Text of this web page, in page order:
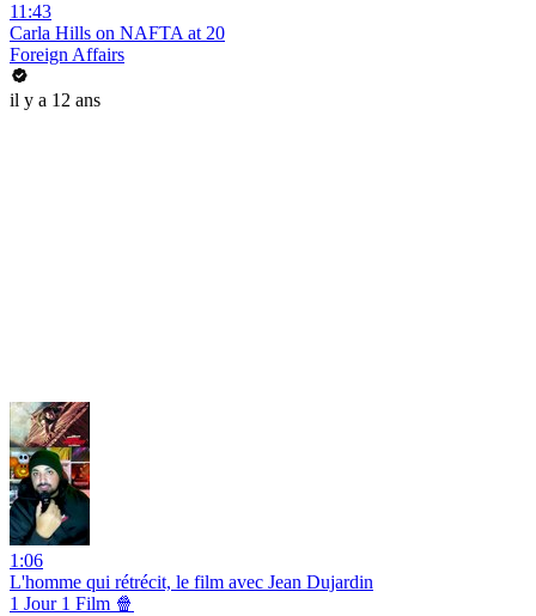
11:43
Carla Hills on NAFTA at 20
Foreign Affairs
il y a 12 ans
1:06
L'homme qui rétrécit, le film avec Jean Dujardin
1 Jour 1 Film 🍿